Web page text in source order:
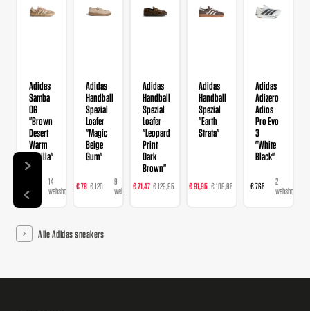
Adidas
Samba
OG
"Brown
Desert
Warm
Vanilla"
14
webshops
Adidas
Handball
Spezial
Loafer
"Magic
Beige
Gum"
€ 78 € 120
9
webshops
Adidas
Handball
Spezial
Loafer
"Leopard
Print
Dark
Brown"
€ 71,47 € 129,95
16
webshops
Adidas
Handball
Spezial
"Earth
Strata"
€ 91,95 € 109,95
webshops
Adidas
Adizero
Adios
Pro Evo
3
"White
Black"
€ 765
2
webshops
Alle Adidas sneakers